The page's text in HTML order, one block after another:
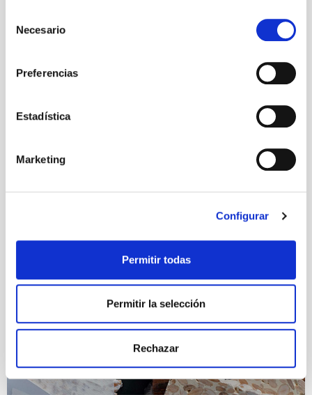
la web aparece cómo evitar las cookies en el navegador.
Si se desea ver otra vez esta notificación navegar en
privado y aparecerá de nuevo. Le informamos que aún
no habiendo aceptado las cookies de analytics, Google
identifican de ninguna forma.
Necesario
Preferencias
Estadística
Marketing
Configurar
Permitir todas
Permitir la selección
Rechazar